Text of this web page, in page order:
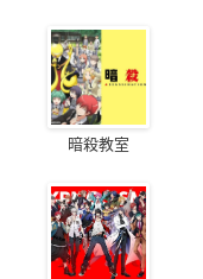
暗殺教室